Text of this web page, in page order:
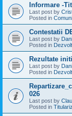
Informare -
Last post by
Posted in
Contestatii
Last post by
Posted in
Rezultate
Last post by
Posted in
026
Last post by
Posted in